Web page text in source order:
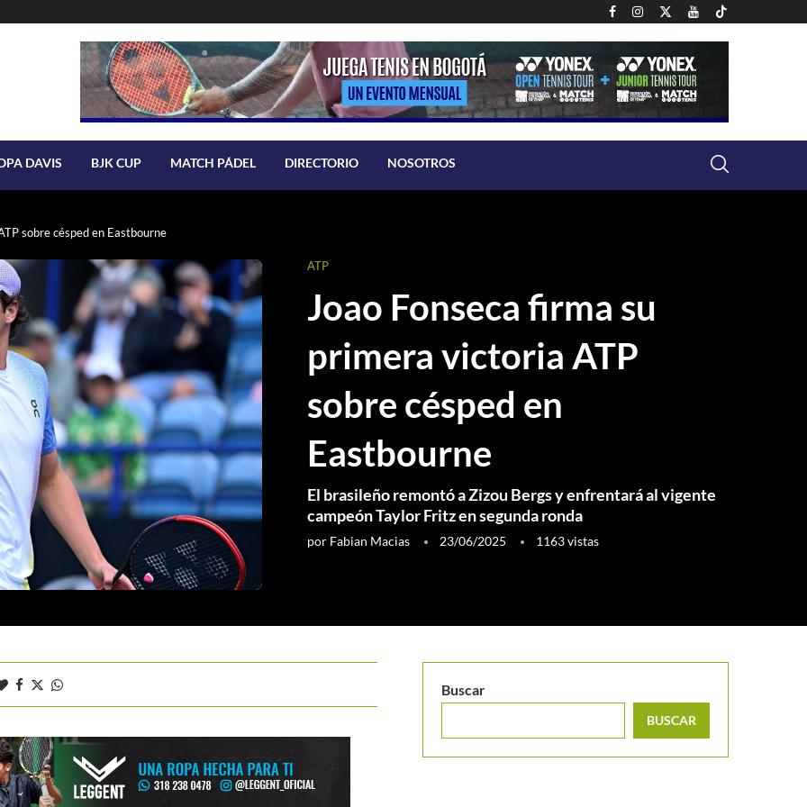
DAVIS BJK CUP MATCH PÁDEL DIRECTORIO NOSOTROS
sobre césped en Eastbourne
ATP
Joao Fonseca firma su
primera victoria ATP
sobre césped en
Eastbourne
El brasileño remontó a Zizou Bergs y enfrentará al vigente
campeón Taylor Fritz en segunda ronda
por Fabian Macias 23/06/2025 1163vistas
Buscar
BUSCAR